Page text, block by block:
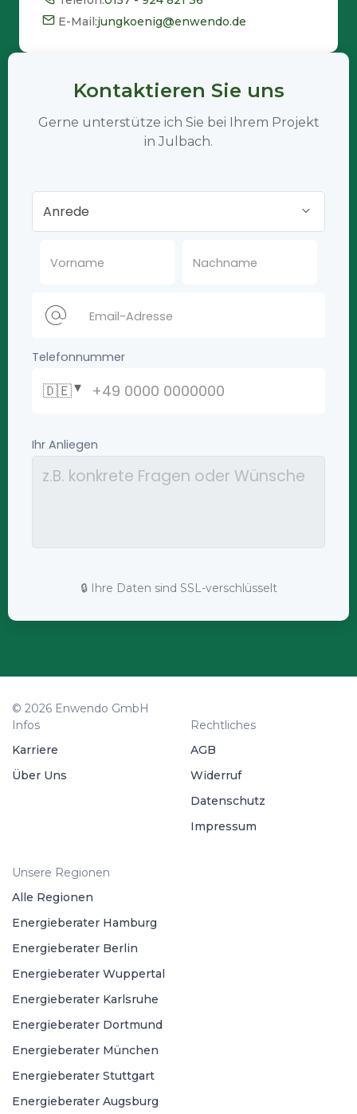
E-Mail:jungkoenig@enwendo.de
Kontaktieren Sie uns
Gerne unterstütze ich Sie bei Ihrem Projekt
in Julbach.
🔒 Ihre Daten sind SSL-verschlüsselt
© 2026 Enwendo GmbH
Infos
Karriere
Über Uns
Rechtliches
AGB
Widerruf
Datenschutz
Impressum
Unsere Regionen
Alle Regionen
Energieberater Hamburg
Energieberater Berlin
Energieberater Wuppertal
Energieberater Karlsruhe
Energieberater Dortmund
Energieberater München
Energieberater Stuttgart
Energieberater Augsburg